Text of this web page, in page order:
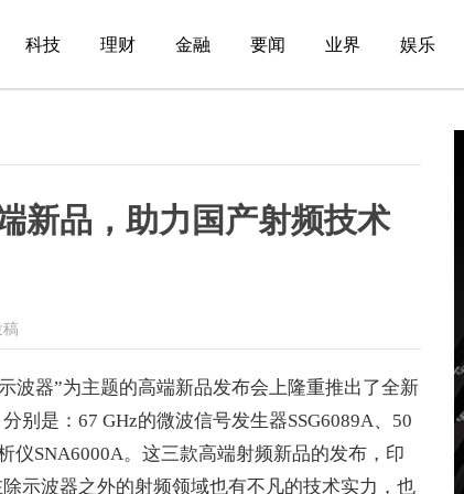
科技 理财 金融 要闻 业界 娱乐
新品，助力国产射频技术
波器”为主题的高端新品发布会上隆重推出了全新
别是：67 GHz的微波信号发生器SSG6089A、50
仪SNA6000A。这三款高端射频新品的发布，印
示波器之外的射频领域也有不凡的技术实力，也